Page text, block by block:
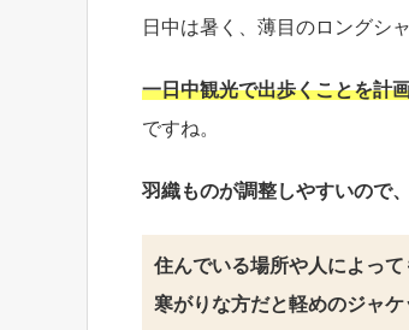
日中は暑く、薄目のロングシ
一日中観光で出歩くことを計
ですね。
羽織ものが調整しやすいので
住んでいる場所や人によっ
寒がりな方だと軽めのジャ